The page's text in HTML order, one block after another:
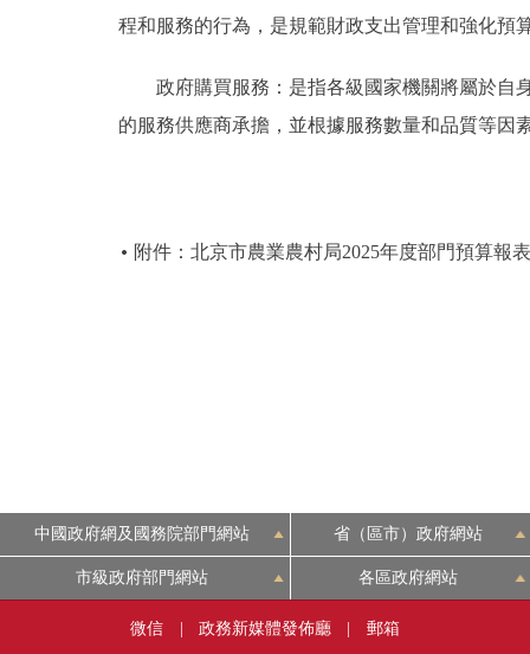
程和服務的行為，是規範財政支出管理和強化預
政府購買服務：是指各級國家機關將屬於自身
的服務供應商承擔，並根據服務數量和品質等因
附件：北京市農業農村局2025年度部門預算報表
中國政府網及國務院部門網站 省（區市）政府網站
市級政府部門網站 各區政府網站
微信 政務新媒體發佈廳 郵箱